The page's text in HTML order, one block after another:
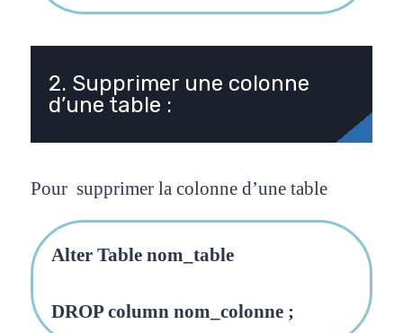
2. Supprimer une colonne
d’une table :
Pour supprimer la colonne d’une table
Alter Table nom_table
DROP column nom_colonne ;